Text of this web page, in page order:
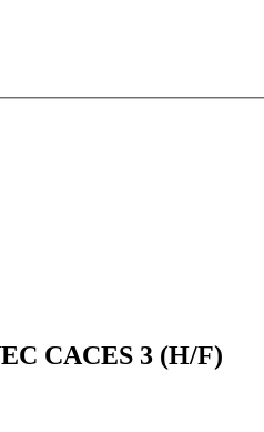
CACES 3 (H/F)